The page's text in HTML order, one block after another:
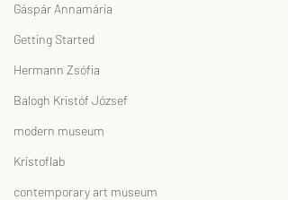
Gáspár Annamária
Getting Started
Hermann Zsófia
Balogh Kristóf József
modern museum
Kristoflab
contemporary art museum